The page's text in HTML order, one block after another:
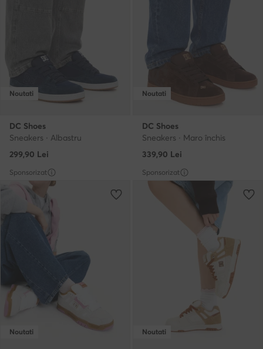
Noutati
DC Shoes
Sneakers · Albastru
299,90 Lei
Noutati
DC Shoes
Sneakers · Maro închis
339,90 Lei
Sponsorizat
Noutati
Sponsorizat
Noutati